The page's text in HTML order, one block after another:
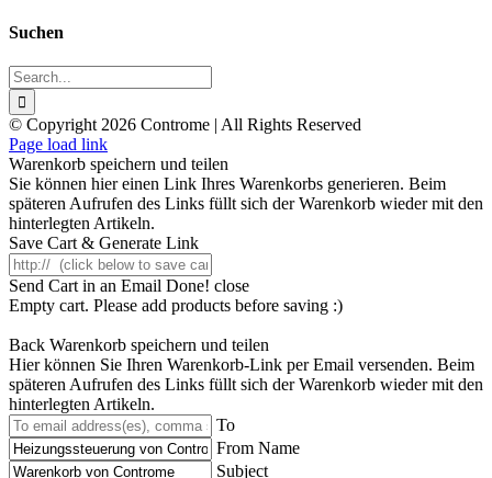
Suchen
Search
for:
© Copyright 2026 Controme | All Rights Reserved
Facebook
Instagram
YouTube
Xing
Page load link
Warenkorb speichern und teilen
Sie können hier einen Link Ihres Warenkorbs generieren. Beim
späteren Aufrufen des Links füllt sich der Warenkorb wieder mit den
hinterlegten Artikeln.
Save Cart & Generate Link
Send Cart in an Email Done! close
Empty cart. Please add products before saving :)
Back Warenkorb speichern und teilen
Hier können Sie Ihren Warenkorb-Link per Email versenden. Beim
späteren Aufrufen des Links füllt sich der Warenkorb wieder mit den
hinterlegten Artikeln.
To
From Name
Subject